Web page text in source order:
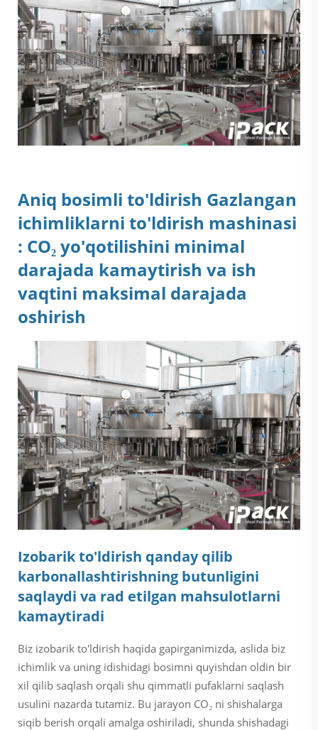
Aniq bosimli to'ldirish Gazlangan
ichimliklarni to'ldirish mashinasi
: CO₂ yo'qotilishini minimal
darajada kamaytirish va ish
vaqtini maksimal darajada
oshirish
Izobarik to'ldirish qanday qilib
karbonallashtirishning butunligini
saqlaydi va rad etilgan mahsulotlarni
kamaytiradi
Biz izobarik to'ldirish haqida gapirganimizda, aslida biz
ichimlik va uning idishidagi bosimni quyishdan oldin bir
xil qilib saqlash orqali shu qimmatli pufaklarni saqlash
usulini nazarda tutamiz. Bu jarayon CO₂ ni shishalarga
siqib berish orqali amalga oshiriladi, shunda shishadagi